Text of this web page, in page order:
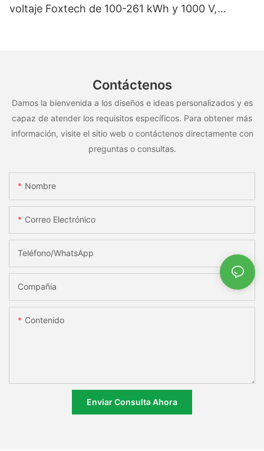
voltaje Foxtech de 100-261 kWh y 1000 V,
Contáctenos
Damos la bienvenida a los diseños e ideas personalizados y es
capaz de atender los requisitos específicos. Para obtener más
información, visite el sitio web o contáctenos directamente con
preguntas o consultas.
Nombre
Correo Electrónico
Teléfono/WhatsApp
Compañía
Contenido
Enviar Consulta Ahora